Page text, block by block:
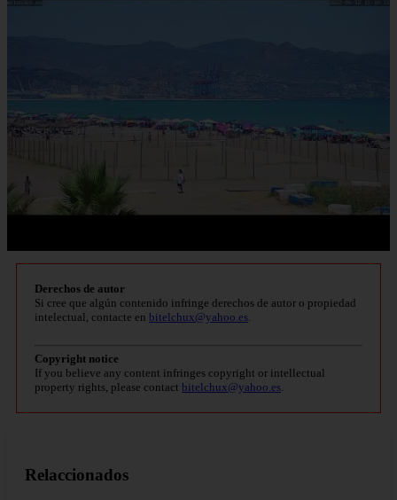
Derechos de autor
Si cree que algún contenido infringe derechos de autor o propiedad
intelectual, contacte en bitelchux@yahoo.es.
Copyright notice
If you believe any content infringes copyright or intellectual
property rights, please contact bitelchux@yahoo.es.
Relaccionados